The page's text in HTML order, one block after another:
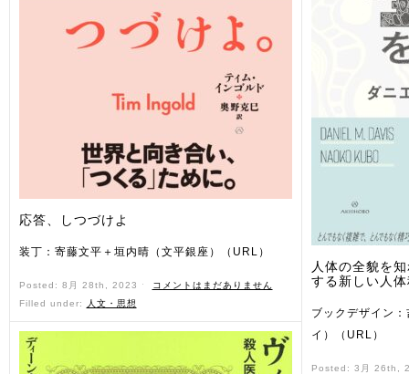
応答、しつづけよ
装丁：寄藤文平＋垣内晴（文平銀座）（URL）
Posted: 8月 28th, 2023 ˑ
コメントはまだありません
Filled under:
人文・思想
人体の全貌を
する新しい人
ブックデザイン
イ）（URL）
Posted: 3月 26th,